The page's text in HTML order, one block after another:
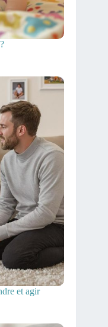
et agir